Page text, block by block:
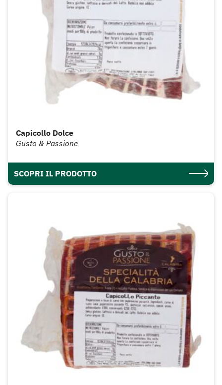
Capicollo Dolce
Gusto & Passione
SCOPRI IL PRODOTTO